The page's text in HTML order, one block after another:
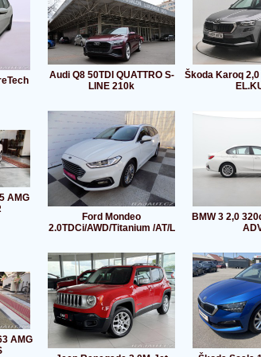
Audi Q8 50TDI QUATTRO S-
LINE 210k
Škoda Karoq 2,0
AMG
Ford Mondeo
2.0TDCi/AWD/Titanium /AT/L
BMW 3 2,0
AMG